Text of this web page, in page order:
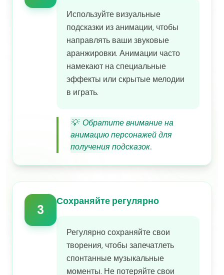
Используйте визуальные
подсказки из анимации, чтобы
направлять ваши звуковые
аранжировки. Анимации часто
намекают на специальные
эффекты или скрытые мелодии
в играть.
💡 Обратите внимание на
анимацию персонажей для
получения подсказок.
3
Сохраняйте регулярно
Регулярно сохраняйте свои
творения, чтобы запечатлеть
спонтанные музыкальные
моменты. Не потеряйте свои